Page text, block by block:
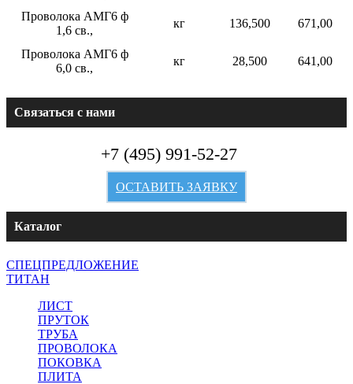
Проволока АМГ6 ф
1,6 св.,
кг 136,500 671,00
Проволока АМГ6 ф
6,0 св.,
кг 28,500 641,00
Связаться с нами
+7 (495) 991-52-27
ОСТАВИТЬ ЗАЯВКУ
Каталог
СПЕЦПРЕДЛОЖЕНИЕ
ТИТАН
ЛИСТ
ПРУТОК
ТРУБА
ПРОВОЛОКА
ПОКОВКА
ПЛИТА